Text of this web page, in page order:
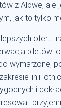
z Alowe, ale
jak to tylko
ofert i
biletów
wymarzonej
linii
i
i